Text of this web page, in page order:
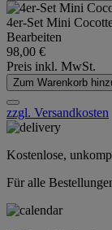
4er-Set Mini
Bearbeiten
98,00 €
Preis inkl. MwSt.
Zum Warenkorb
zzgl. Versandkosten
Kostenlose,
Für alle